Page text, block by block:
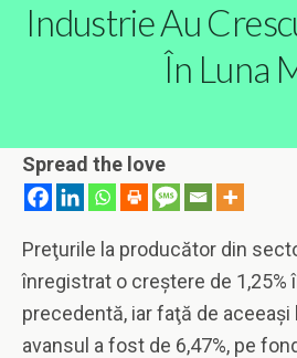
Industrie Au
În Luna
Spread the love
Preţurile la producător din
înregistrat o creştere de 1,25%
precedentă, iar faţă de aceeaşi
avansul a fost de 6,47%, pe